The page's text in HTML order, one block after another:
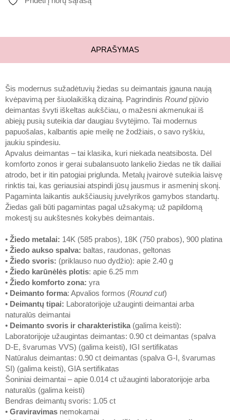
APRAŠYMAS
Šis modernus sužadėtuvių žiedas su deimantais įgauna naują
kvėpavimą per šiuolaikišką dizainą. Pagrindinis Roundpjūvio
deimantas švyti iškeltas aukščiau, o mažesni akmenukai iš
abiejų pusių suteikia dar daugiau švytėjimo. Tai modernus
papuošalas, kalbantis apie meilę ne žodžiais, o savo ryškiu,
jaukiu spindesiu.
Apvalus deimantas – tai klasika, kuri niekada neatsibosta. Dėl
komforto zonos ir gerai subalansuoto lankelio žiedas ne tik dailiai
atrodo, bet ir itin patogiai priglunda. Metalų įvairovė suteikia laisvę
rinktis tai, kas geriausiai atspindi jūsų jausmus ir asmeninį skonį.
Pagaminta laikantis aukščiausių juvelyrikos gamybos standartų.
Žiedas gali būti pagamintas pagal užsakymą: už papildomą
mokestį su aukštesnės kokybės deimantais.
• Žiedo metalai: 14K (585 prabos), 18K (750 prabos), 900 platina
• Žiedo aukso spalva: baltas, raudonas, geltonas
• Žiedo svoris: (priklauso nuo dydžio): apie 2.40 g
• Žiedo karūnėlės plotis: apie 6.25 mm
• Žiedo komforto zona: yra
• Deimanto forma: Apvalios formos (Round cut)
• Deimantų tipai: Laboratorijoje užauginti deimantai arba
naturalūs deimantai
• Deimanto svoris ir charakteristika (galima keisti):
Laboratorijoje užaugintas deimantas: 0.90 ct deimantas (spalva
D-E, švarumas VVS) (galima keisti), IGI sertifikatas
Natūralus deimantas: 0.90 ct deimantas (spalva G-I, švarumas
SI) (galima keisti), GIA sertifikatas
Šoniniai deimantai – apie 0.014 ct užauginti laboratorijoje arba
naturalūs (galima keisti)
Bendras deimantų svoris: 1.05 ct
• Graviravimas nemokamai